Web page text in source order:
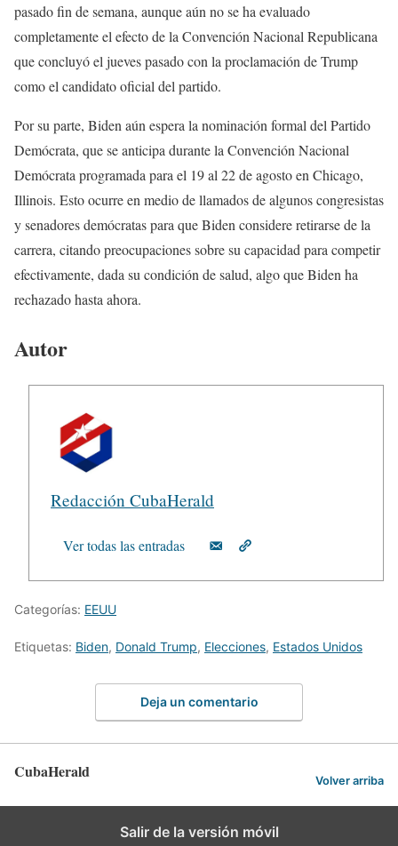
pasado fin de semana, aunque aún no se ha evaluado
completamente el efecto de la Convención Nacional Republicana
que concluyó el jueves pasado con la proclamación de Trump
como el candidato oficial del partido.
Por su parte, Biden aún espera la nominación formal del Partido
Demócrata, que se anticipa durante la Convención Nacional
Demócrata programada para el 19 al 22 de agosto en Chicago,
Illinois. Esto ocurre en medio de llamados de algunos congresistas
y senadores demócratas para que Biden considere retirarse de la
carrera, citando preocupaciones sobre su capacidad para competir
efectivamente, dada su condición de salud, algo que Biden ha
rechazado hasta ahora.
Autor
Redacción CubaHerald
Ver todas las entradas
Categorías: EEUU
Etiquetas: Biden, Donald Trump, Elecciones, Estados Unidos
Deja un comentario
CubaHerald Volver arriba
Salir de la versión móvil